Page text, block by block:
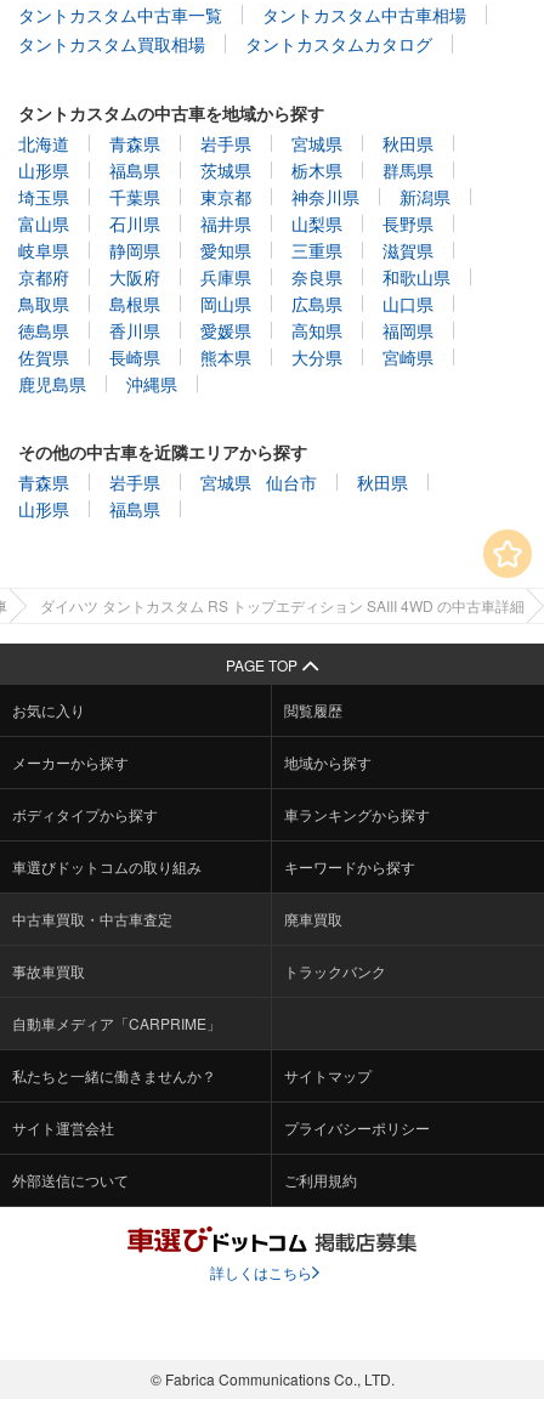
タントカスタム中古車一覧
タントカスタム中古車相場
タントカスタム買取相場
タントカスタムカタログ
タントカスタムの中古車を地域から探す
北海道
青森県 岩手県 宮城県
秋田県
山形県
福島県 茨城県 栃木県
群馬県
埼玉県
千葉県 東京都 神奈川県
新潟県
富山県
石川県 福井県 山梨県
長野県
岐阜県
静岡県 愛知県 三重県
滋賀県
京都府
大阪府 兵庫県 奈良県
和歌山県
鳥取県
島根県 岡山県 広島県
山口県
徳島県
香川県 愛媛県 高知県
福岡県
佐賀県
長崎県 熊本県 大分県
宮崎県
鹿児島県
沖縄県
その他の中古車を近隣エリアから探す
青森県
岩手県 宮城県 仙台市
秋田県
山形県
福島県
ダイハツ タントカスタム RS トップエディション SAIII 4WD の中古車詳細
PAGE TOP
お気に入り 閲覧履歴
メーカーから探す 地域から探す
ボディタイプから探す 車ランキングから探す
車選びドットコムの取り組み キーワードから探す
中古車買取・中古車査定 廃車買取
事故車買取 トラックバンク
自動車メディア「CARPRIME」
私たちと一緒に働きませんか？ サイトマップ
サイト運営会社 プライバシーポリシー
外部送信について ご利用規約
詳しくはこちら
© Fabrica Communications Co., LTD.